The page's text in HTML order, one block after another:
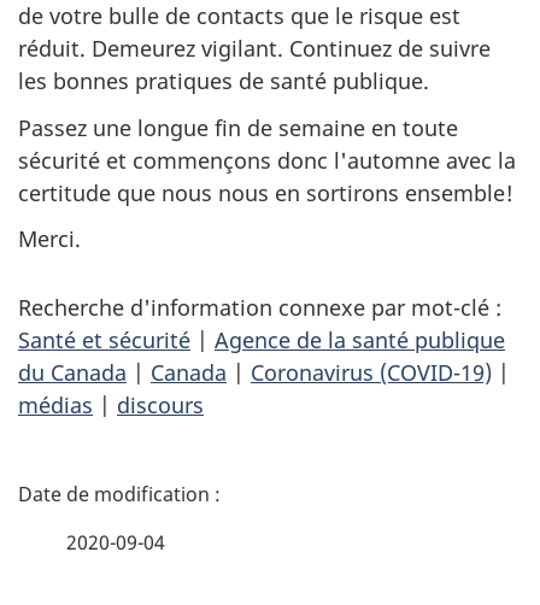
de votre bulle de contacts que le risque est
réduit. Demeurez vigilant. Continuez de suivre
les bonnes pratiques de santé publique.
Passez une longue fin de semaine en toute
sécurité et commençons donc l'automne avec la
certitude que nous nous en sortirons ensemble!
Merci.
Recherche d'information connexe par mot-clé :
Santé et sécurité | Agence de la santé publique
du Canada | Canada | Coronavirus (COVID-19) |
médias | discours
D
2020-09-04